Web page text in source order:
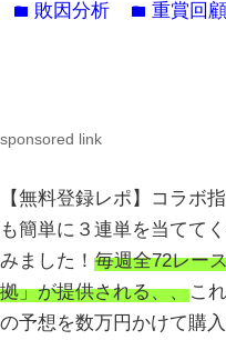
folder 敗因分析 folder重賞回
sponsored link
【無料登録レポ】コラボ
も簡単に３連単を当てて
みました！ 毎週全72レー
拠」が提供される、、こ
の予想を数万円かけて購